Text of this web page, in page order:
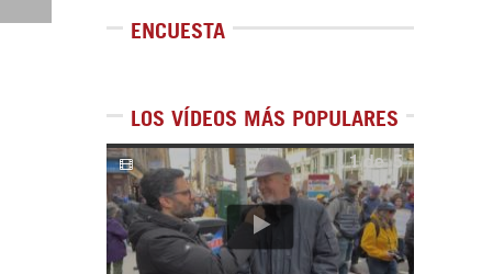
ENCUESTA
LOS VÍDEOS MÁS POPULARES
1de5